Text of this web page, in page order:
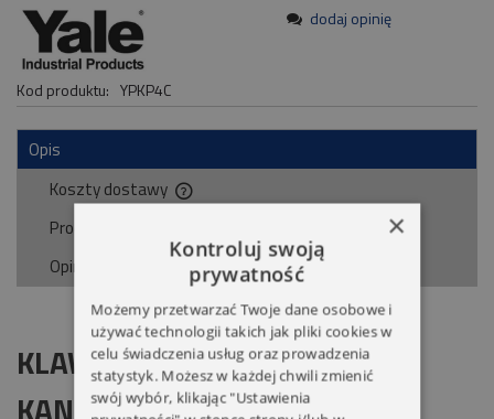
Kod produktu: YPKP4C
dodaj opinię
Opis
Koszty dostawy
Cena nie zawiera ewentualnych kosztów płatności
Produkty powiązane
Opinie o produkcie (0)
KLAWIATURA KODOWA 4-
×
Kontroluj swoją
prywatność
Możemy przetwarzać Twoje dane osobowe i
używać technologii takich jak pliki cookies w
celu świadczenia usług oraz prowadzenia
statystyk. Możesz w każdej chwili zmienić
swój wybór, klikając "Ustawienia